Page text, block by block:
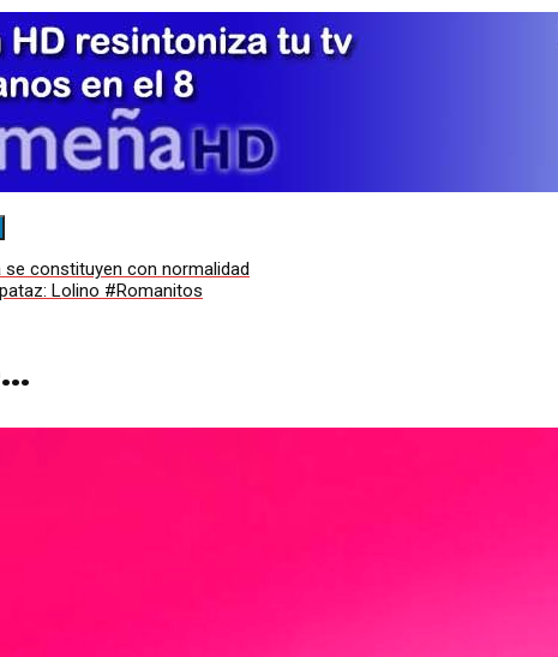
constituyen con normalidad
Lolino #Romanitos